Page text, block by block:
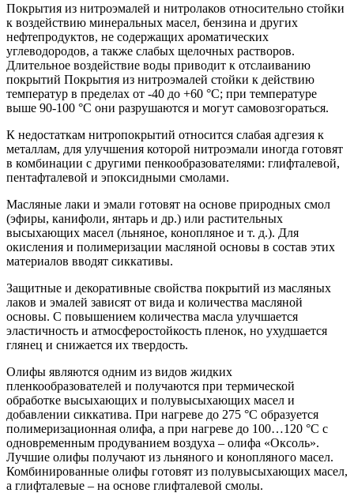
Покрытия из нитроэмалей и нитролаков относительно стойки
к воздействию минеральных масел, бензина и других
нефтепродуктов, не содержащих ароматических
углеводородов, а также слабых щелочных растворов.
Длительное воздействие воды приводит к отслаиванию
покрытий Покрытия из нитроэмалей стойки к действию
температур в пределах от -40 до +60 °С; при температуре
выше 90-100 °С они разрушаются и могут самовозгораться.
К недостаткам нитропокрытий относится слабая адгезия к
металлам, для улучшения которой нитроэмали иногда готовят
в комбинации с другими пенкообразователями: глифталевой,
пентафталевой и эпоксидными смолами.
Масляные лаки и эмали готовят на основе природных смол
(эфиры, канифоли, янтарь и др.) или растительных
высыхающих масел (льняное, конопляное и т. д.). Для
окисления и полимеризации масляной основы в состав этих
материалов вводят сиккативы.
Защитные и декоративные свойства покрытий из масляных
лаков и эмалей зависят от вида и количества масляной
основы. С повышением количества масла улучшается
эластичность и атмосферостойкость пленок, но ухудшается
глянец и снижается их твердость.
Олифы являются одним из видов жидких
пленкообразователей и получаются при термической
обработке высыхающих и полувысыхающих масел и
добавлении сиккатива. При нагреве до 275 °С образуется
полимеризационная олифа, а при нагреве до 100…120 °С с
одновременным продуванием воздуха – олифа «Оксоль».
Лучшие олифы получают из льняного и конопляного масел.
Комбинированные олифы готовят из полувысыхающих масел,
а глифталевые – на основе глифталевой смолы.